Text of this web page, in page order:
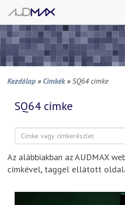
Kezdőlap » Címkék » SQ64 címke
SQ64 címke
Keresés:
Az alábbiakban az AUDMAX
címkével, taggel ellátott